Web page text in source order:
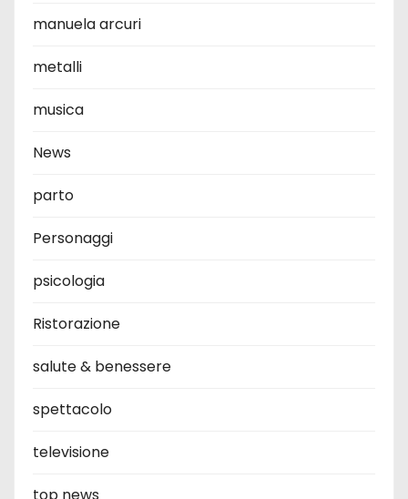
manuela arcuri
metalli
musica
News
parto
Personaggi
psicologia
Ristorazione
salute & benessere
spettacolo
televisione
top news